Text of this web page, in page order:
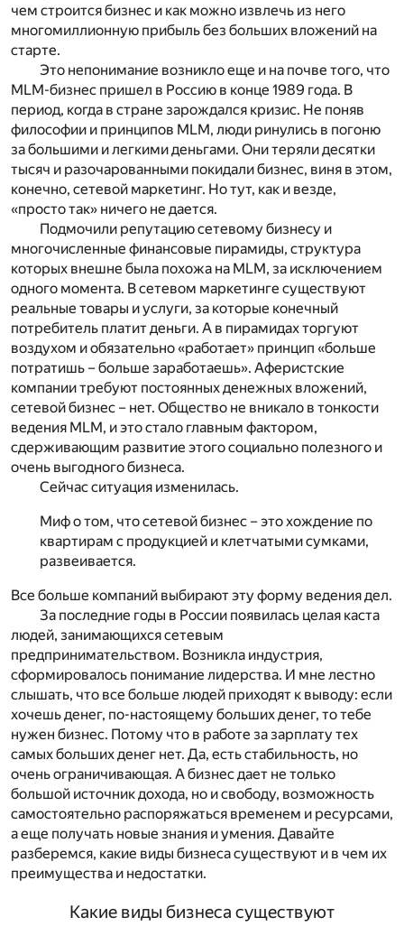
чем строится бизнес и как можно извлечь из него
многомиллионную прибыль без больших вложений на
старте.
Это непонимание возникло еще и на почве того, что
МLM-бизнес пришел в Россию в конце 1989 года. В
период, когда в стране зарождался кризис. Не поняв
философии и принципов MLM, люди ринулись в погоню
за большими и легкими деньгами. Они теряли десятки
тысяч и разочарованными покидали бизнес, виня в этом,
конечно, сетевой маркетинг. Но тут, как и везде,
«просто так» ничего не дается.
Подмочили репутацию сетевому бизнесу и
многочисленные финансовые пирамиды, структура
которых внешне была похожа на MLM, за исключением
одного момента. В сетевом маркетинге существуют
реальные товары и услуги, за которые конечный
потребитель платит деньги. А в пирамидах торгуют
воздухом и обязательно «работает» принцип «больше
потратишь – больше заработаешь». Аферистские
компании требуют постоянных денежных вложений,
сетевой бизнес – нет. Общество не вникало в тонкости
ведения MLM, и это стало главным фактором,
сдерживающим развитие этого социально полезного и
очень выгодного бизнеса.
Сейчас ситуация изменилась.
Миф о том, что сетевой бизнес – это хождение по
квартирам с продукцией и клетчатыми сумками,
развеивается.
Все больше компаний выбирают эту форму ведения дел.
За последние годы в России появилась целая каста
людей, занимающихся сетевым
предпринимательством. Возникла индустрия,
сформировалось понимание лидерства. И мне лестно
слышать, что все больше людей приходят к выводу: если
хочешь денег, по-настоящему больших денег, то тебе
нужен бизнес. Потому что в работе за зарплату тех
самых больших денег нет. Да, есть стабильность, но
очень ограничивающая. А бизнес дает не только
большой источник дохода, но и свободу, возможность
самостоятельно распоряжаться временем и ресурсами,
а еще получать новые знания и умения. Давайте
разберемся, какие виды бизнеса существуют и в чем их
преимущества и недостатки.
Какие виды бизнеса существуют